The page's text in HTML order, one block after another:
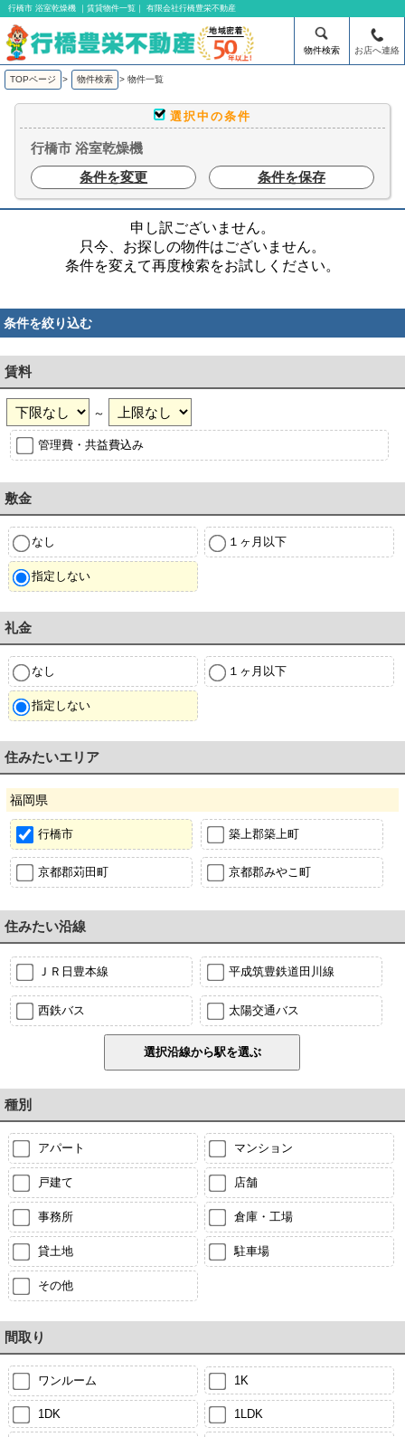
行橋市 浴室乾燥機 ｜賃貸物件一覧｜ 有限会社行橋豊栄不動産
物件検索 お店へ連絡
TOPページ > 物件検索 > 物件一覧
選択中の条件
行橋市 浴室乾燥機
条件を変更
条件を保存
申し訳ございません。
只今、お探しの物件はございません。
条件を変えて再度検索をお試しください。
条件を絞り込む
賃料
～
管理費・共益費込み
敷金
なし １ヶ月以下
指定しない
礼金
なし １ヶ月以下
指定しない
住みたいエリア
福岡県
行橋市 築上郡築上町
京都郡苅田町 京都郡みやこ町
住みたい沿線
ＪＲ日豊本線 平成筑豊鉄道田川線
西鉄バス 太陽交通バス
種別
アパート マンション
戸建て 店舗
事務所 倉庫・工場
貸土地 駐車場
その他
間取り
ワンルーム 1K
1DK 1LDK